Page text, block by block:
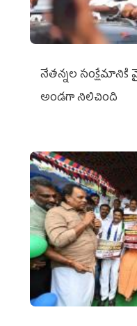
నేతన్నల సంక్షేమానికి
అండగా నిలిచింది